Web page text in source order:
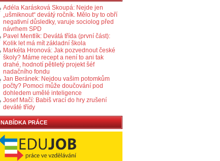
Adéla Karásková Skoupá: Nejde jen
„ušmiknout“ devátý ročník. Mělo by to obří
negativní důsledky, varuje sociolog před
návrhem SPD
Pavel Mentlík: Devátá třída (první část):
Kolik let má mít základní škola
Markéta Hronová: Jak pozvednout české
školy? Máme recept a není to ani tak
drahé, hodnotí pětiletý projekt šéf
nadačního fondu
Jan Beránek: Nejdou vašim potomkům
počty? Pomoci může doučování pod
dohledem umělé inteligence
Josef Mačí: Babiš vrací do hry zrušení
deváté třídy
NABÍDKA PRÁCE